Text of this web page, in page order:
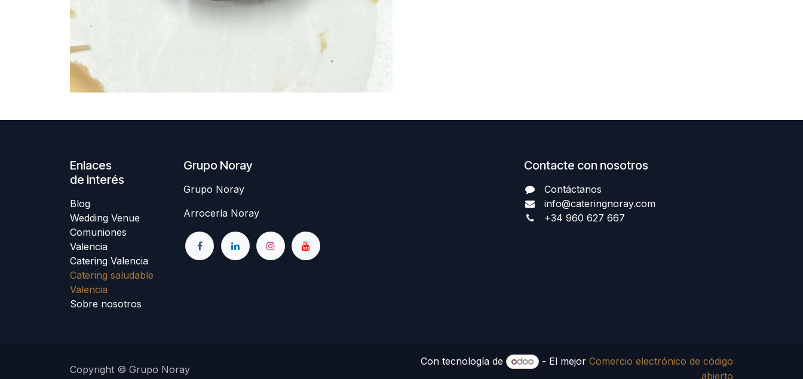
Enlaces
de interés
Blog
Wedding Venue
Comuniones
Valencia
Catering Valencia
Catering saludable
Valencia
Sobre nosotros
Grupo Noray
Grupo Noray
Arrocería Noray
Contacte con nosotros
Contáctanos
info@cateringnoray.com
+34 960 627 667
Copyright © Grupo Noray
Con tecnología de - El mejor Comercio electrónico de código
abierto